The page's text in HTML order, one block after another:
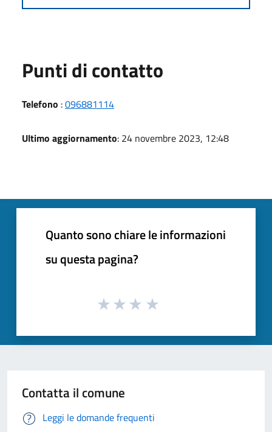
Punti di contatto
Telefono :096881114
Ultimo aggiornamento: 24 novembre 2023, 12:48
Quanto sono chiare le informazioni
su questa pagina?
Contatta il comune
Leggi le domande frequenti